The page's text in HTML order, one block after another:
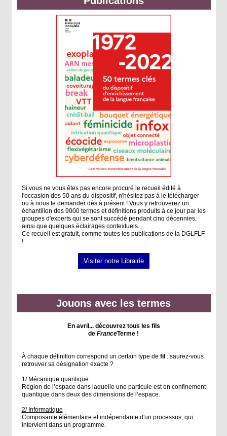
Si vous ne vous êtes pas encore procuré le recueil édité à
l'occasion des 50 ans du dispositif, n'hésitez pas à le télécharger
ou à nous le demander dès à présent ! Vous y retrouverez un
échantillon des 9000 termes et définitions produits à ce jour par les
groupes d'experts qui se sont succédé pendant cinq décennies,
ainsi que quelques éclairages contextuels.
Ce recueil est gratuit, comme toutes les publications de la DGLFLF
!
Visiter notre Librairie
Jouons avec les termes
En avril... découvrez tous les fils
de FranceTerme !
À chaque définition correspond un certain type de fil : saurez-vous
retrouver sa désignation exacte ?
1/ Mécanique quantique
Région de l’espace dans laquelle une particule est en confinement
quantique dans deux des dimensions de l’espace.
2/ Informatique
Composante élémentaire et indépendante d'un processus, qui
intervient dans un programme.